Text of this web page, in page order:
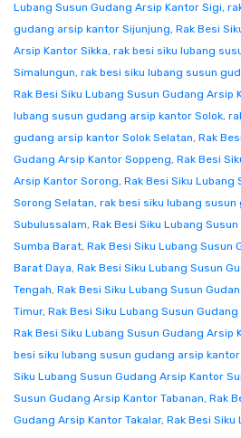
Lubang Susun Gudang Arsip Kantor Sigi,
gudang arsip kantor Sijunjung, Rak Besi
Arsip Kantor Sikka, rak besi siku lubang
Simalungun, rak besi siku lubang susun
Rak Besi Siku Lubang Susun Gudang Arsip
lubang susun gudang arsip kantor Solok,
gudang arsip kantor Solok Selatan, Rak
Gudang Arsip Kantor Soppeng, Rak Besi
Arsip Kantor Sorong, Rak Besi Siku Lubang
Sorong Selatan, rak besi siku lubang
Subulussalam, Rak Besi Siku Lubang
Sumba Barat, Rak Besi Siku Lubang Susun
Barat Daya, Rak Besi Siku Lubang Susun
Tengah, Rak Besi Siku Lubang Susun
Timur, Rak Besi Siku Lubang Susun
Rak Besi Siku Lubang Susun Gudang Arsip
besi siku lubang susun gudang arsip
Siku Lubang Susun Gudang Arsip Kantor
Susun Gudang Arsip Kantor Tabanan, Rak
Gudang Arsip Kantor Takalar, Rak Besi Siku